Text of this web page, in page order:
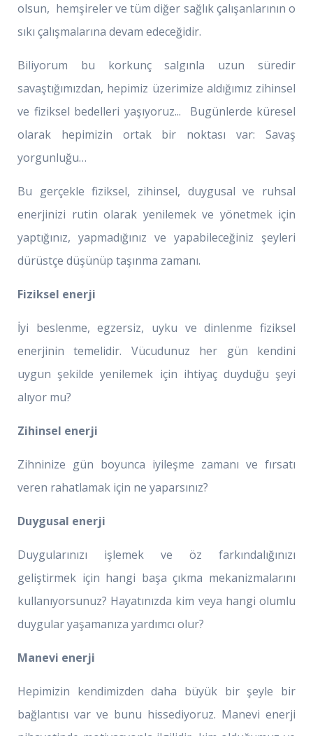
olsun, hemşireler ve tüm diğer sağlık çalışanlarının o
sıkı çalışmalarına devam edeceğidir.
Biliyorum bu korkunç salgınla uzun süredir
savaştığımızdan, hepimiz üzerimize aldığımız zihinsel
ve fiziksel bedelleri yaşıyoruz... Bugünlerde küresel
olarak hepimizin ortak bir noktası var: Savaş
yorgunluğu…
Bu gerçekle fiziksel, zihinsel, duygusal ve ruhsal
enerjinizi rutin olarak yenilemek ve yönetmek için
yaptığınız, yapmadığınız ve yapabileceğiniz şeyleri
dürüstçe düşünüp taşınma zamanı.
Fiziksel enerji
İyi beslenme, egzersiz, uyku ve dinlenme fiziksel
enerjinin temelidir. Vücudunuz her gün kendini
uygun şekilde yenilemek için ihtiyaç duyduğu şeyi
alıyor mu?
Zihinsel enerji
Zihninize gün boyunca iyileşme zamanı ve fırsatı
veren rahatlamak için ne yaparsınız?
Duygusal enerji
Duygularınızı işlemek ve öz farkındalığınızı
geliştirmek için hangi başa çıkma mekanizmalarını
kullanıyorsunuz? Hayatınızda kim veya hangi olumlu
duygular yaşamanıza yardımcı olur?
Manevi enerji
Hepimizin kendimizden daha büyük bir şeyle bir
bağlantısı var ve bunu hissediyoruz. Manevi enerji